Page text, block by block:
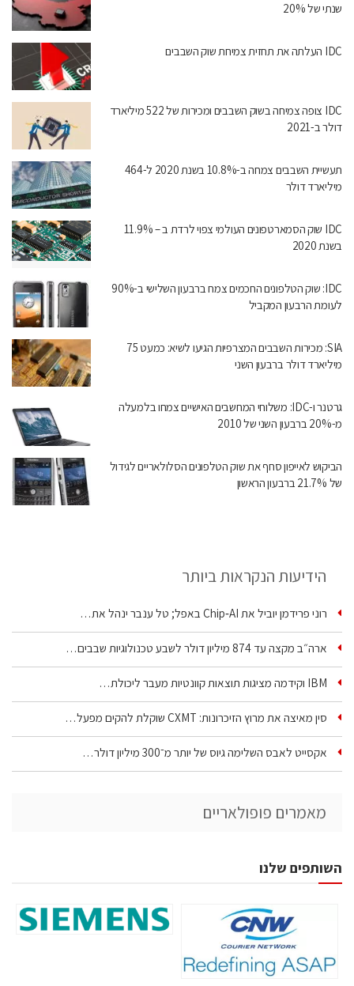
שנתי של 20%
IDC העלתה את תחזית צמיחת שוק השבבים
IDC צופה צמיחה בשוק השבבים ומכירות של 522 מיליארד
דולר ב-2021
תעשיית השבבים צמחה ב-10.8% בשנת 2020 ל-464
מיליארד דולר
IDC שוק הסמארטפונים העולמי צפוי לרדת ב – 11.9%
בשנת 2020
IDC: שוק הטלפונים החכמים צמח ברבעון השלישי ב-90%
לעומת הרבעון המקביל
SIA: מכירות השבבים המצרפיות הגיעו לשיא: כמעט 75
מיליארד דולר ברבעון השני
גרטנר ו-IDC: משלוחי המחשבים האישיים צמחו בלמעלה
מ-20% ברבעון השני של 2010
הביקוש לאייפון סחף את שוק הטלפונים הסלולאריים לגידול
של 21.7% ברבעון הראשון
הידיעות הנקראות ביותר
רוני פרידמן יוביל את Chip‑AI באפל; טל ענבר ינהל את…
ארה״ב מקצה עד 874 מיליון דולר לשבע טכנולוגיות שבבים…
IBM וקידמה מציגות תוצאות קוונטיות מעבר ליכולת…
סין מאיצה את מרוץ הזיכרונות: CXMT שוקלת להקים מפעל…
אקסייט לאבס השלימה גיוס של יותר מ־300 מיליון דולר…
מאמרים פופולאריים
השותפים שלנו